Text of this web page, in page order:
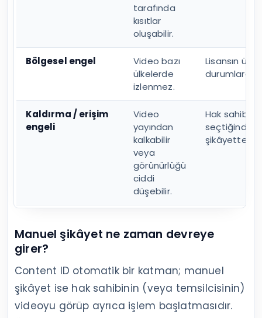
tarafında
kısıtlar
oluşabilir.
Bölgesel engel
Video bazı
ülkelerde
izlenmez.
Lisansın
durumlarda.
Kaldırma / erişim
engeli
Video
yayından
kalkabilir
veya
görünürlüğü
ciddi
düşebilir.
Hak sahibi
seçtiğinde
şikâyette.
Manuel şikâyet ne zaman devreye
girer?
Content ID otomatik bir katman; manuel
şikâyet ise hak sahibinin (veya temsilcisinin)
videoyu görüp ayrıca işlem başlatmasıdır.